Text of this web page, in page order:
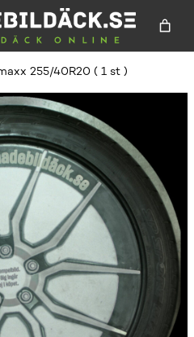
255/40R20 ( 1 st )